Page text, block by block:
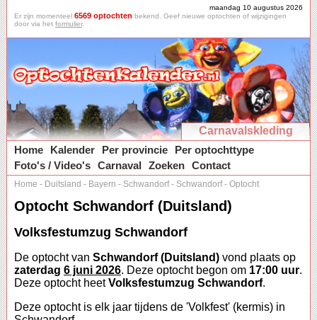
maandag 10 augustus 2026
Er zijn momenteel 6569 optochten bekend. Geef nieuwe optochten of wijzigingen
door via het formulier.
Carnavalskleding
Home
Kalender Per provincie
Per optochttype
Foto's / Video's Carnaval Zoeken Contact
Home - Duitsland - Bayern - Schwandorf- Schwandorf- Optocht
Optocht Schwandorf (Duitsland)
Volksfestumzug Schwandorf
De optocht van Schwandorf (Duitsland) vond plaats op
zaterdag 6 juni 2026. Deze optocht begon om 17:00 uur.
Deze optocht heetVolksfestumzug Schwandorf.
Deze optocht is elk jaar tijdens de 'Volkfest' (kermis) in